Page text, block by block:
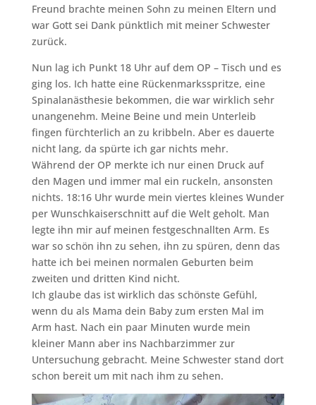
Freund brachte meinen Sohn zu meinen Eltern und
war Gott sei Dank pünktlich mit meiner Schwester
zurück.
Nun lag ich Punkt 18 Uhr auf dem OP – Tisch und es
ging los. Ich hatte eine Rückenmarksspritze, eine
Spinalanästhesie bekommen, die war wirklich sehr
unangenehm. Meine Beine und mein Unterleib
fingen fürchterlich an zu kribbeln. Aber es dauerte
nicht lang, da spürte ich gar nichts mehr.
Während der OP merkte ich nur einen Druck auf
den Magen und immer mal ein ruckeln, ansonsten
nichts. 18:16 Uhr wurde mein viertes kleines Wunder
per Wunschkaiserschnitt auf die Welt geholt. Man
legte ihn mir auf meinen festgeschnallten Arm. Es
war so schön ihn zu sehen, ihn zu spüren, denn das
hatte ich bei meinen normalen Geburten beim
zweiten und dritten Kind nicht.
Ich glaube das ist wirklich das schönste Gefühl,
wenn du als Mama dein Baby zum ersten Mal im
Arm hast. Nach ein paar Minuten wurde mein
kleiner Mann aber ins Nachbarzimmer zur
Untersuchung gebracht. Meine Schwester stand dort
schon bereit um mit nach ihm zu sehen.